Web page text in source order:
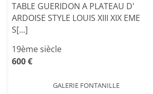
TABLE GUERIDON A PLATEAU D'
ARDOISE STYLE LOUIS XIII XIX EME
S[...]
19ème siècle
600 €
GALERIE FONTANILLE